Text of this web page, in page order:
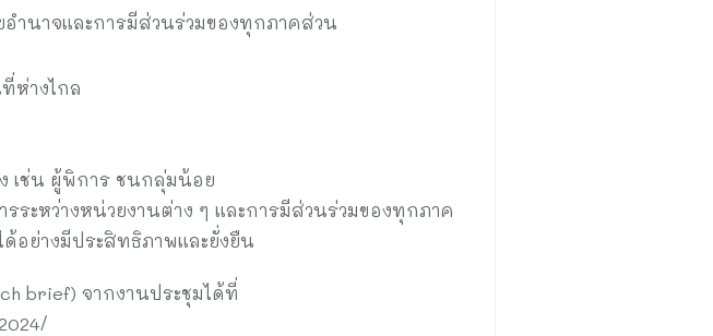
ำนาจและการมีส่วนร่วมของทุกภาคส่วน
ห่างไกล
เช่น ผู้พิการ ชนกลุ่มน้อย
ะหว่างหน่วยงานต่าง ๆ และการมีส่วนร่วมของทุกภาค
อย่างมีประสิทธิภาพและยั่งยืน
brief) จากงานประชุมได้ที่